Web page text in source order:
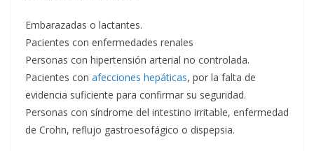
Embarazadas o lactantes.
Pacientes con enfermedades renales
Personas con hipertensión arterial no controlada.
Pacientes con afecciones hepáticas, por la falta de
evidencia suficiente para confirmar su seguridad.
Personas con síndrome del intestino irritable, enfermedad
de Crohn, reflujo gastroesofágico o dispepsia.